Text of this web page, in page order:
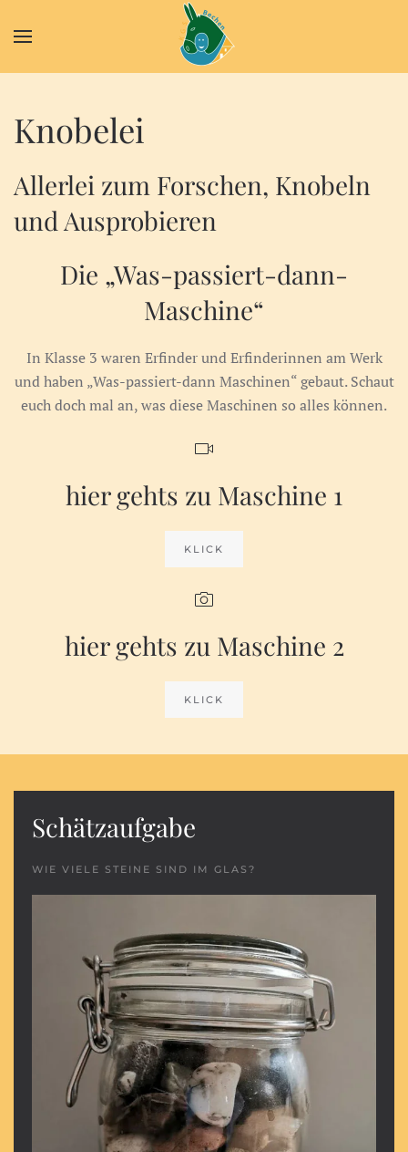
Zum Hauptinhalt springen
Knobelei
Allerlei zum Forschen, Knobeln
und Ausprobieren
Die „Was-passiert-dann-
Maschine“
In Klasse 3 waren Erfinder und Erfinderinnen am Werk
und haben „Was-passiert-dann Maschinen“ gebaut. Schaut
euch doch mal an, was diese Maschinen so alles können.
hier gehts zu Maschine 1
KLICK
hier gehts zu Maschine 2
KLICK
Schätzaufgabe
WIE VIELE STEINE SIND IM GLAS?